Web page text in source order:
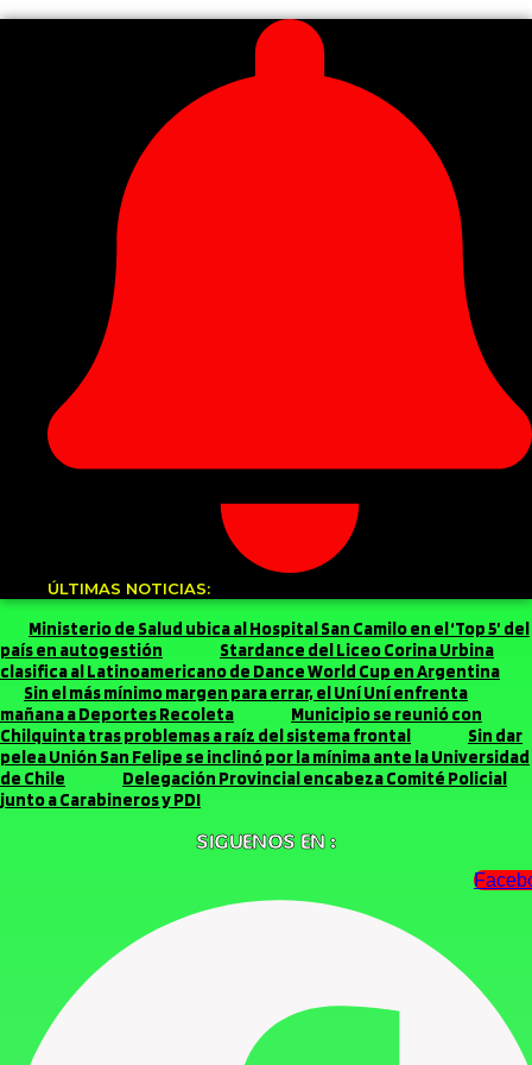
ÚLTIMAS NOTICIAS:
Ministerio de Salud ubica al Hospital San Camilo en el ‘Top 5’ del
país en autogestión
Stardance del Liceo Corina Urbina
clasifica al Latinoamericano de Dance World Cup en Argentina
Sin el más mínimo margen para errar, el Uní Uní enfrenta
mañana a Deportes Recoleta
Municipio se reunió con
Chilquinta tras problemas a raíz del sistema frontal
Sin dar
pelea Unión San Felipe se inclinó por la mínima ante la Universidad
de Chile
Delegación Provincial encabeza Comité Policial
junto a Carabineros y PDI
SIGUENOS EN :